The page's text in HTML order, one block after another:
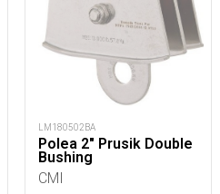
LM180502BA
Polea 2" Prusik Double
Bushing
CMI